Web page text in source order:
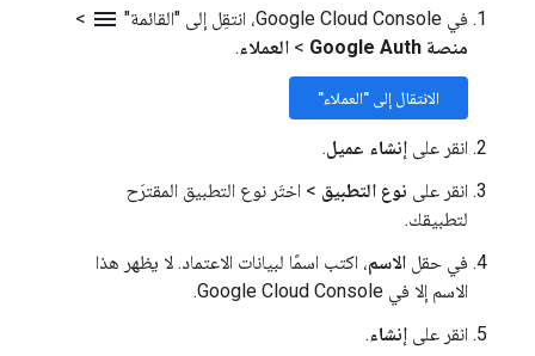
في Google Cloud Console، انتقِل إلى "القائمة" menu
>
منصة Google Auth
> العملاء.
الانتقال إلى "العملاء"
انقر على إنشاء عميل.
انقر على نوع التطبيق > اختَر نوع التطبيق المقترَح
لتطبيقك.
في حقل الاسم، اكتب اسمًا لبيانات الاعتماد. لا يظهر هذا
الاسم إلا في Google Cloud Console.
انقر على إنشاء.